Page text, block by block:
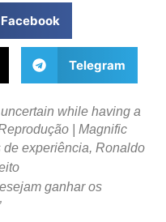
Facebook
Telegram
while having a
| Magnific
de experiência, Ronaldo
ganhar os